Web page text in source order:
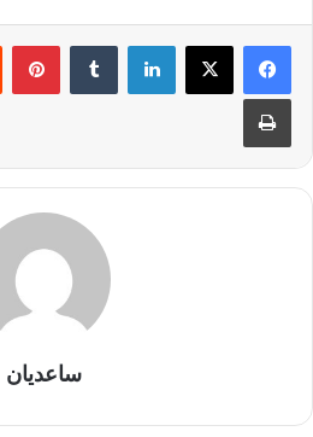
لینکدین ‫تامبلر
چاپ
ساعدیان